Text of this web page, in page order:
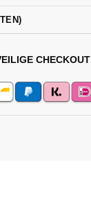
CHECKOUT